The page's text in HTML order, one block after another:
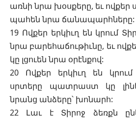
առնի նրա խօսքերը, եւ ովքեր
պահեն նրա ճանապարհները:
19 Ովքեր երկիւղ են կրում
նրա բարեհաճութիւնը, եւ
կը լցուեն նրա օրէնքով:
20 Ովքեր երկիւղ են
սրտերը պատրաստ կը
նրանց անձերը՝ խոնարհ:
22 Լաւ է Տիրոջ ձեռքն